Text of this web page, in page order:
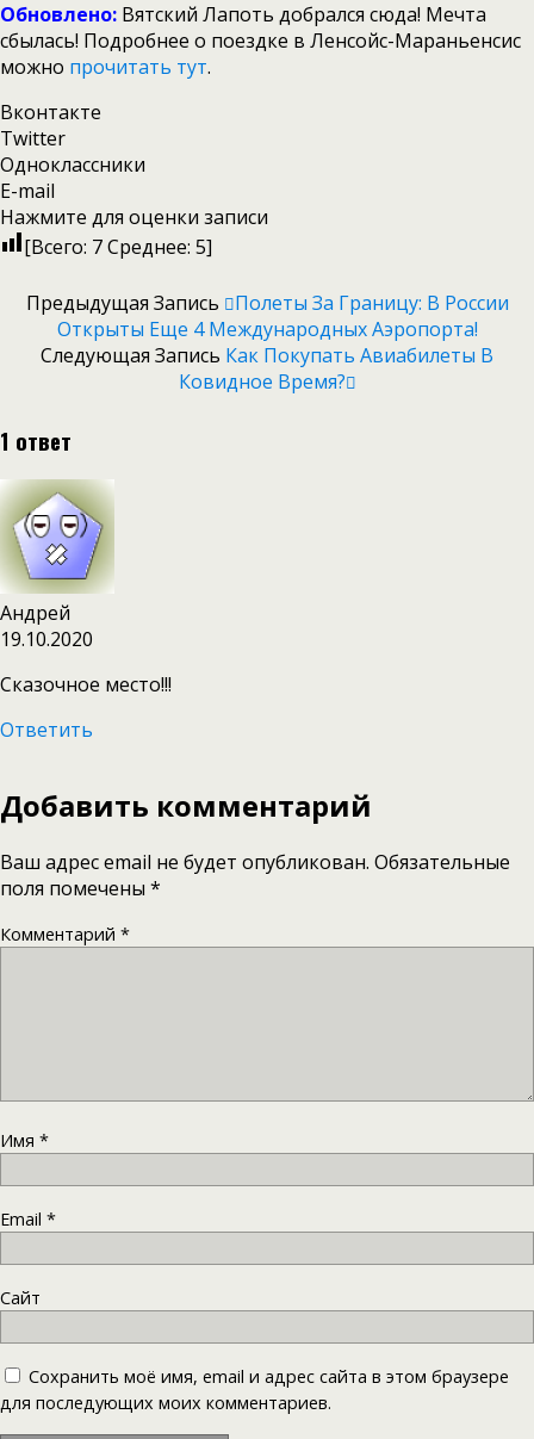
Обновлено: Вятский Лапоть добрался сюда! Мечта
сбылась! Подробнее о поездке в Ленсойс-Мараньенсис
можно прочитать тут.
Вконтакте
Twitter
Одноклассники
E-mail
Нажмите для оценки записи
[Всего: 7Среднее: 5]
Предыдущая Запись
Полеты За Границу: В России
Открыты Еще 4 Международных Аэропорта!
Следующая Запись Как Покупать Авиабилеты В
Ковидное Время?
1 ответ
Андрей
19.10.2020
Сказочное место!!!
Ответить
Добавить комментарий
Ваш адрес email не будет опубликован. Обязательные
поля помечены *
Комментарий *
Имя *
Email *
Сайт
Сохранить моё имя, email и адрес сайта в этом браузере
для последующих моих комментариев.